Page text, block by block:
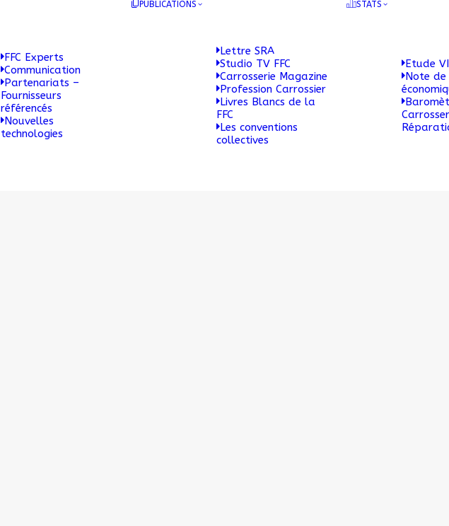
FFC Experts
Communication
Partenariats –
Fournisseurs
référencés
Nouvelles
technologies
PUBLICATIONS
Lettre SRA
Studio TV FFC
Carrosserie Magazine
Profession Carrossier
Livres Blancs de la
FFC
Les conventions
collectives
STATS
Etude
Note de